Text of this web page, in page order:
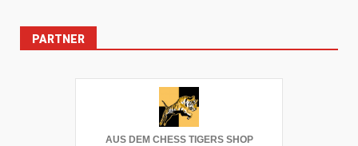
PARTNER
AUS DEM CHESS TIGERS SHOP